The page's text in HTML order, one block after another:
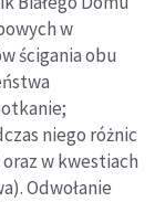
w
ścigania obu
niego różnic
w kwestiach
Odwołanie